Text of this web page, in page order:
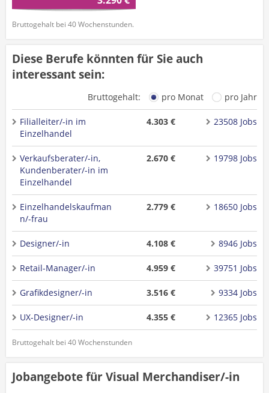
Bruttogehalt bei 40 Wochenstunden.
Diese Berufe könnten für Sie auch
interessant sein:
Bruttogehalt: pro Monat pro Jahr
Filialleiter/-in im
Einzelhandel
4.303 € 23508 Jobs
Verkaufsberater/-in,
Kundenberater/-in im
Einzelhandel
2.670 € 19798 Jobs
Einzelhandelskaufman
n/-frau
2.779 € 18650 Jobs
Designer/-in 4.108 € 8946 Jobs
Retail-Manager/-in 4.959 € 39751 Jobs
Grafikdesigner/-in 3.516 € 9334 Jobs
UX-Designer/-in 4.355 € 12365 Jobs
Bruttogehalt bei 40 Wochenstunden
Jobangebote für Visual Merchandiser/-in